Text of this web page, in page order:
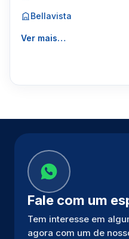
Bellavista
Ver mais…
Fale com um
Tem interesse em
agora com um de